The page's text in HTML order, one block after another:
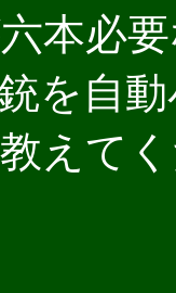
本必
を自
えて